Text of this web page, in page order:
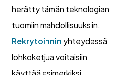
herätty tämän teknologian
tuomiin mahdollisuuksiin.
Rekrytoinnin yhteydessä
lohkoketjua voitaisiin
käyttää esimerkiksi